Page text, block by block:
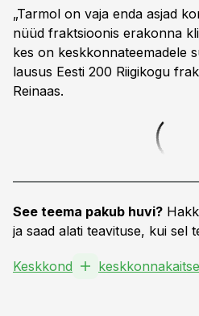
„Tarmol on vaja enda asjad
nüüd fraktsioonis erakonna
kes on keskkonnateemadele
lausus Eesti 200 Riigikogu
Reinaas.
See teema pakub huvi?
ja saad alati teavituse, kui sel
Keskkond keskkonnakaitse